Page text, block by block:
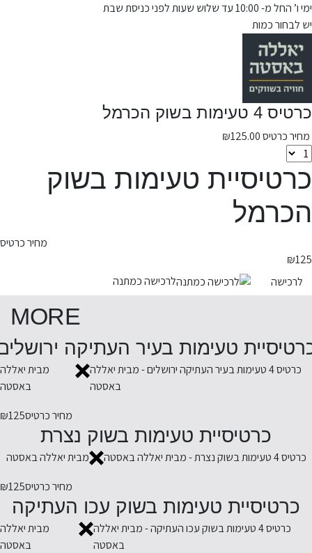
ימי ו’ החל מ- 10:00 עד שלוש שעות לפני כניסת שבת
יש לבחור כמות
כרטיס 4 טעימות בשוק הכרמל
מחיר כרטיס ₪125.00
כרטיסיית טעימות בשוק
הכרמל
מחיר כרטיס
₪125
לרכישה
לרכישה כמתנה
MORE
טעימות בעיר העתיקה
כרטיס 4 טעימות בעיר העתיקה ירושלים - מבית יאללה
באסטה
מבית יאללה
באסטה
מחיר כרטיס₪125
כרטיסיית טעימות בשוק נצרת
כרטיס 4 טעימות בשוק נצרת - מבית יאללה באסטה
מבית יאללה באסטה
מחיר כרטיס₪125
כרטיסיית טעימות בשוק עכו העתיקה
כרטיס 4 טעימות בשוק עכו העתיקה - מבית יאללה
באסטה
מבית יאללה
באסטה